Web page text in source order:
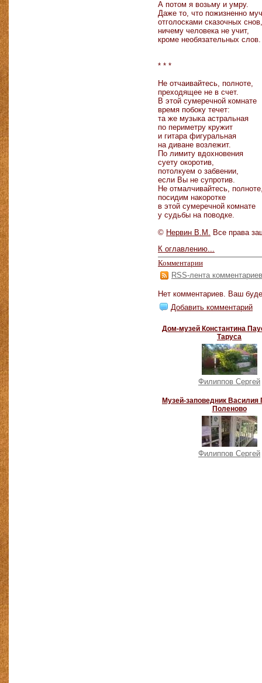
А потом я возьму и умру.
Даже то, что пожизненно
отголосками сказочных снов,
ничему человека не учит,
кроме необязательных слов.
* * *
Не отчаивайтесь, полноте,
преходящее не в счет.
В этой сумеречной комнате
время побоку течет:
та же музыка астральная
по периметру кружит
и гитара фигуральная
на диване возлежит.
По лимиту вдохновения
суету окоротив,
потолкуем о забвении,
если Вы не супротив.
Не отмалчивайтесь,
посидим накоротке
в этой сумеречной комнате
у судьбы на поводке.
© Нервин В.М. Все права
К оглавлению...
Комментарии
RSS-лента комментариев
Нет комментариев. Ваш
Добавить комментарий
Дом-музей Константина
Таруса
Филиппов Сергей
Музей-заповедник Василия
Поленово
Филиппов Сергей